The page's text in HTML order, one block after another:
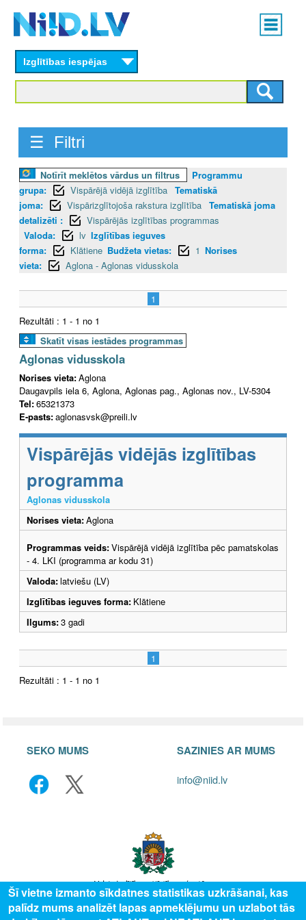
content
Main
menu
Izglītības iespējas
☰ Filtri
Notīrīt meklētos vārdus un filtrus
Programmu
grupa:
Vispārējā vidējā izglītība Tematiskā
joma:
Vispārizglītojoša rakstura izglītība Tematiskā joma
detalizēti :
Vispārējās izglītības programmas
Valoda:
lv Izglītības ieguves
forma:
Klātiene Budžeta vietas: 1 Norises
vieta:
Aglona - Aglonas vidusskola
1
Rezultāti : 1 - 1 no 1
Skatīt visas iestādes programmas
Aglonas vidusskola
Norises vieta:Aglona
Daugavpils iela 6, Aglona, Aglonas pag., Aglonas nov., LV-5304
Tel:65321373
E-pasts:aglonasvsk@preili.lv
Vispārējās vidējās izglītības
programma
Aglonas vidusskola
Norises vieta:Aglona
Programmas veids:Vispārējā vidējā izglītība pēc pamatskolas
- 4. LKI (programma ar kodu 31)
Valoda:latviešu (LV)
Izglītības ieguves forma: Klātiene
Ilgums:3 gadi
1
Rezultāti : 1 - 1 no 1
SEKO MUMS SAZINIES AR MUMS
info@niid.lv
Šī vietne izmanto sīkdatnes statistikas uzkrāšanai, kas
palīdz mums analizēt lapas apmeklējumu un uzlabot tās